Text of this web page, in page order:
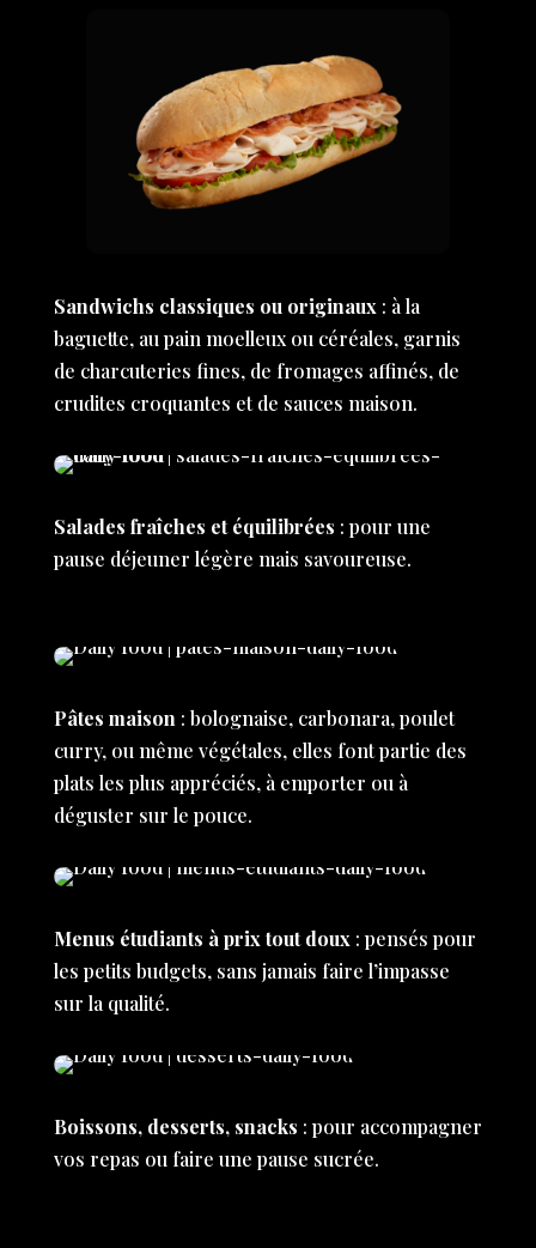
Sandwichs classiques ou originaux : à la
baguette, au pain moelleux ou céréales, garnis
de charcuteries fines, de fromages affinés, de
crudites croquantes et de sauces maison.
Salades fraîches et équilibrées : pour une
pause déjeuner légère mais savoureuse.
Pâtes maison : bolognaise, carbonara, poulet
curry, ou même végétales, elles font partie des
plats les plus appréciés, à emporter ou à
déguster sur le pouce.
Menus étudiants à prix tout doux : pensés pour
les petits budgets, sans jamais faire l’impasse
sur la qualité.
Boissons, desserts, snacks : pour accompagner
vos repas ou faire une pause sucrée.